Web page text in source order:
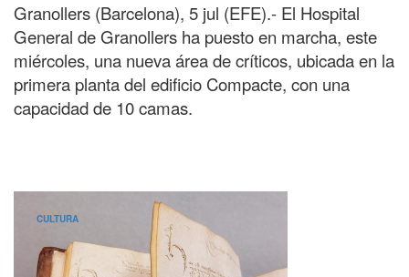
Granollers (Barcelona), 5 jul (EFE).- El Hospital
General de Granollers ha puesto en marcha, este
miércoles, una nueva área de críticos, ubicada en la
primera planta del edificio Compacte, con una
capacidad de 10 camas.
CULTURA